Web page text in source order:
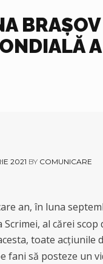
2021 BY COMUNICARE
an, în luna
Scrimei, al cărei
toate acțiunile
fani să posteze un